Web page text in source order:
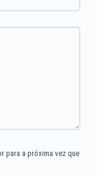
para a próxima vez que